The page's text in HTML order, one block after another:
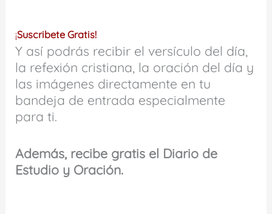
¡Suscribete Gratis!
Y así podrás recibir el versículo del día,
la refexión cristiana, la oración del día y
las imágenes directamente en tu
bandeja de entrada especialmente
para ti.
Además, recibe gratis el Diario de
Estudio y Oración.